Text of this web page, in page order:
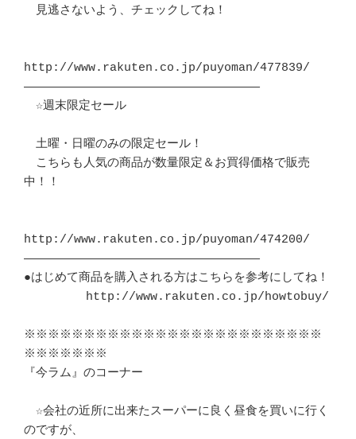
見逃さないよう、チェックしてね！
http://www.rakuten.co.jp/puyoman/477839/
―――――――――――――――――――――――――――――――――
☆週末限定セール
土曜・日曜のみの限定セール！
こちらも人気の商品が数量限定＆お買得価格で販売
中！！
http://www.rakuten.co.jp/puyoman/474200/
―――――――――――――――――――――――――――――――――
●はじめて商品を購入される方はこちらを参考にしてね！
※※※※※※※※※※※※※※※※※※※※※※※※※
※※※※※※※
『今ラム』のコーナー
☆会社の近所に出来たスーパーに良く昼食を買いに行く
のですが、